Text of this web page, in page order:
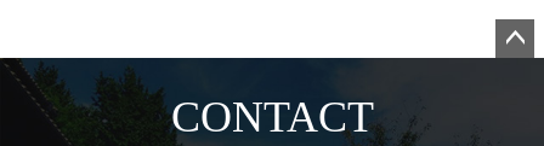
CONTACT